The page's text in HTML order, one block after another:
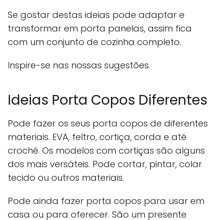
Se gostar destas ideias pode adaptar e
transformar em porta panelas, assim fica
com um conjunto de cozinha completo.
Inspire-se nas nossas sugestões.
Ideias Porta Copos Diferentes
Pode fazer os seus porta copos de diferentes
materiais. EVA, feltro, cortiça, corda e até
croché. Os modelos com cortiças são alguns
dos mais versáteis. Pode cortar, pintar, colar
tecido ou outros materiais.
Pode ainda fazer porta copos para usar em
casa ou para oferecer. São um presente